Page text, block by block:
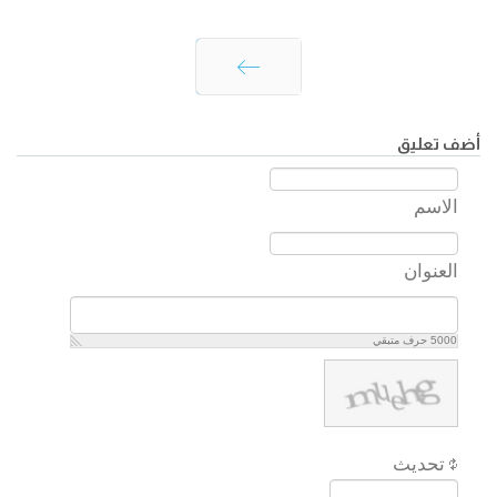
أضف تعليق
الاسم
العنوان
5000 حرف متبقي
تحديث